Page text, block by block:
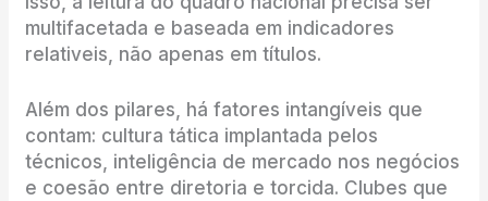
multifacetada e baseada em indicadores
relativeis, não apenas em títulos.
Além dos pilares, há fatores intangíveis que
contam: cultura tática implantada pelos
técnicos, inteligência de mercado nos negócios
e coesão entre diretoria e torcida. Clubes que